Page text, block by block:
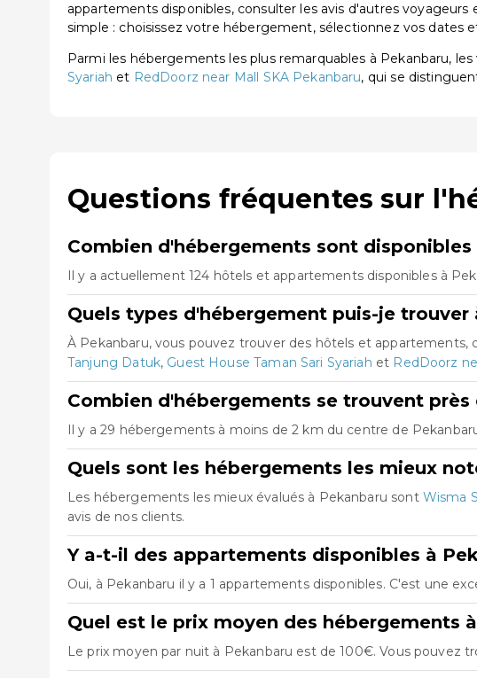
appartements disponibles, consulter les avis d'autres
simple : choisissez votre hébergement, sélectionnez vos dates
Parmi les hébergements les plus remarquables à Pekanbaru,
Syariah et RedDoorz near Mall SKA Pekanbaru, qui se
Questions fréquentes sur
Combien d'hébergements sont disponibles
Il y a actuellement 124 hôtels et appartements disponibles à
Quels types d'hébergement puis-je trouver
À Pekanbaru, vous pouvez trouver des hôtels et
Tanjung Datuk, Guest House Taman Sari Syariah et RedDoorz
Combien d'hébergements se trouvent près
Il y a 29 hébergements à moins de 2 km du centre de
Quels sont les hébergements les mieux
Les hébergements les mieux évalués à Pekanbaru sont Wisma
avis de nos clients.
Y a-t-il des appartements disponibles à
Oui, à Pekanbaru il y a 1 appartements disponibles. C'est une
Quel est le prix moyen des hébergements
Le prix moyen par nuit à Pekanbaru est de 100€. Vous pouvez